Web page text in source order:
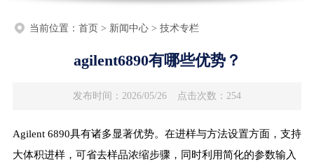
当前位置： 首页> 新闻中心> 技术专栏
agilent6890有哪些优势？
发布时间：2026/05/26 点击次数：254
Agilent 6890具有诸多显著优势。在进样与方法设置方面，支持
大体积进样，可省去样品浓缩步骤，同时利用简化的参数输入